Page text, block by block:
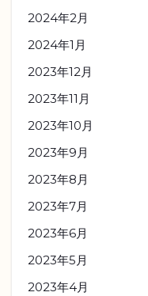
2024年2月
2024年1月
2023年12月
2023年11月
2023年10月
2023年9月
2023年8月
2023年7月
2023年6月
2023年5月
2023年4月